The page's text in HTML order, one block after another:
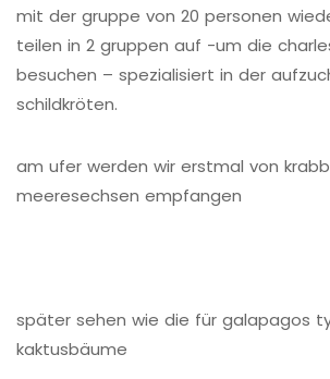
mit der gruppe von 20 personen
teilen in 2 gruppen auf -um die
besuchen – spezialisiert in der
schildkröten.
am ufer werden wir erstmal von
meeresechsen empfangen
später sehen wie die für galapagos
kaktusbäume